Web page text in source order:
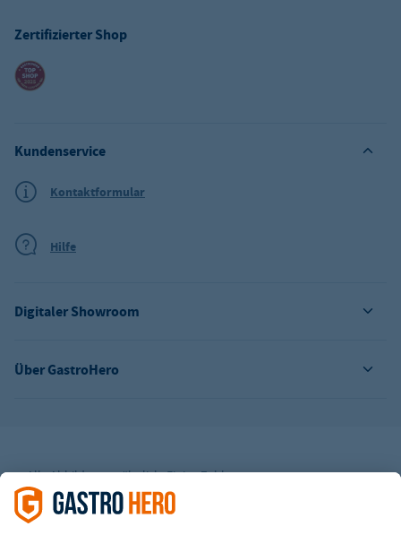
Zertifizierter Shop
Über GastroHero
Digitaler Showroom
Kundenservice
Kontaktformular
Hilfe
Alle Abbildungen ähnlich. Einige Zahlungsarten
könnenZusatzkostenverursachen.
² Unverbindl. Preisempfehlung des Herstellers